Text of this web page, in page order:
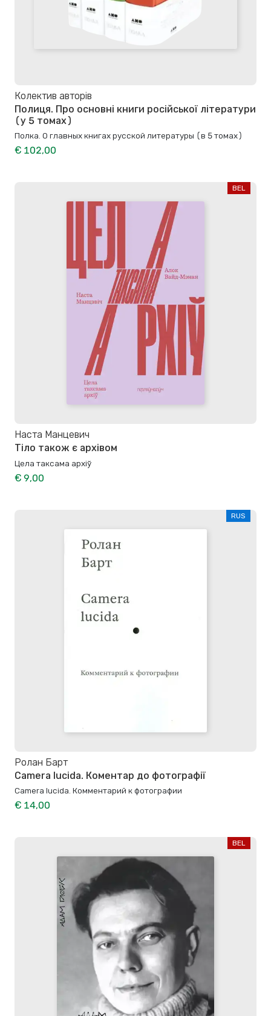
Колектив авторів
Полиця. Про основні книги російської літератури
(у 5 томах)
Полка. О главных книгах русской литературы (в 5 томах)
€ 102,00
BEL
Наста Манцевич
Тіло також є архівом
Цела таксама архіў
€ 9,00
RUS
Ролан Барт
Camera lucida. Коментар до фотографії
Camera lucida. Комментарий к фотографии
€ 14,00
BEL